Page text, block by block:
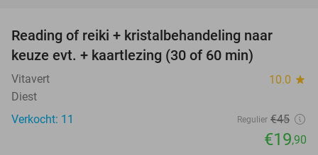
Reading of reiki + kristalbehandeling naar
keuze evt. + kaartlezing (30 of 60 min)
Vitavert 10.0 star
Diest
Verkocht: 11
Regulier €45
€19,90